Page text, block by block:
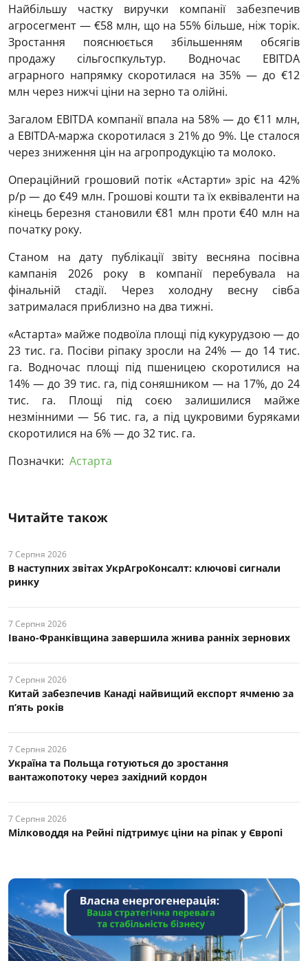
Найбільшу частку виручки компанії забезпечив
агросегмент — €58 млн, що на 55% більше, ніж торік.
Зростання пояснюється збільшенням обсягів
продажу сільгоспкультур. Водночас EBITDA
аграрного напрямку скоротилася на 35% — до €12
млн через нижчі ціни на зерно та олійні.
Загалом EBITDA компанії впала на 58% — до €11 млн,
а EBITDA-маржа скоротилася з 21% до 9%. Це сталося
через зниження цін на агропродукцію та молоко.
Операційний грошовий потік «Астарти» зріс на 42%
р/р — до €49 млн. Грошові кошти та їх еквіваленти на
кінець березня становили €81 млн проти €40 млн на
початку року.
Станом на дату публікації звіту весняна посівна
кампанія 2026 року в компанії перебувала на
фінальній стадії. Через холодну весну сівба
затрималася приблизно на два тижні.
«Астарта» майже подвоїла площі під кукурудзою — до
23 тис. га. Посіви ріпаку зросли на 24% — до 14 тис.
га. Водночас площі під пшеницею скоротилися на
14% — до 39 тис. га, під соняшником — на 17%, до 24
тис. га. Площі під соєю залишилися майже
незмінними — 56 тис. га, а під цукровими буряками
скоротилися на 6% — до 32 тис. га.
Позначки: Астарта
Читайте також
7 Серпня 2026
В наступних звітах УкрАгроКонсалт: ключові cигнали
ринку
7 Серпня 2026
Івано-Франківщина завершила жнива ранніх зернових
7 Серпня 2026
Китай забезпечив Канаді найвищий експорт ячменю за
п’ять років
7 Серпня 2026
Україна та Польща готуються до зростання
вантажопотоку через західний кордон
7 Серпня 2026
Мілководдя на Рейні підтримує ціни на ріпак у Європі